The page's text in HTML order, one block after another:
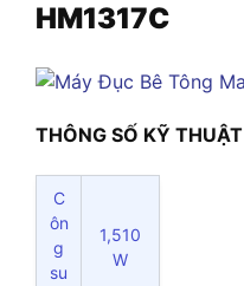
HM1317C
THÔNG SỐ KỸ THUẬT
C
ôn
g
su
1,510
W